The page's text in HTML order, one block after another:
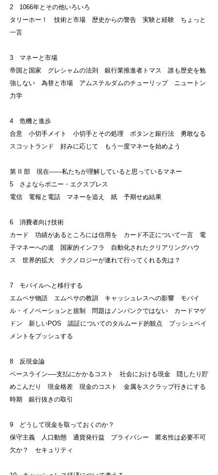
2 1066年とその他いろいろ
タリーホー！ 技術と市場 歴史からの警告 実験と経験 ちょっと
一言
3 マネーと市場
帝国と国家 グレシャムの法則 銀行業推進者トマス 誰も歴史を勉
強しない 為替と市場 アムステルダムのチューリップ ニュートン
力学
4 危機と進歩
合意 小切手メイト 小切手とその処理 ボタンと銀行法 勇敢なる
スコットランド 好みに応じて もう一度マネーを始めよう
第 II 部 現在——私たちが理解していると思っているマネー
5 さよならポニー・エクスプレス
電信 電報と電話 マネーを追え 紙 予期せぬ結果
6 消費者向け技術
カード 功績があるところには信用を カード不正について一言 電
子マネーへの道 国家的インフラ 自動化されたクリアリングハウ
ス 世界的拡大 テクノロジーが連れて行ってくれる先は？
7 モバイルへと移行する
エムペサ物語 エムペサの教訓 キャッシュレスへの影響 モバイ
ル・イノベーションと規制 問題はノンバンクではない カードマゲ
ドン 新しいPOS 認証についてのタルムード的観点 プッシュペイ
メントをプッシュする
8 反現金論
ベースライン──支払にかかるコスト 社会における現金 隠したり貯
めこんだり 現金格差 現金のコスト 金属をスクラップ行きにする
時期 銀行抜きの取引
9 どうして現金を取っておくのか？
保守主義 人口動態 通貨発行益 プライバシー 匿名性は必要不可
欠か？ セキュリティ